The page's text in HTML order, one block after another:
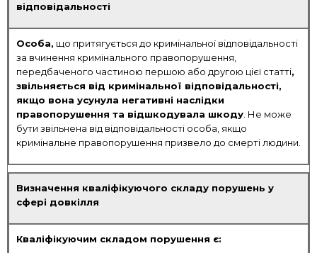
відповідальності
Особа, що притягується до кримінальної відповідальності
за вчинення кримінального правопорушення,
передбаченого частиною першою або другою цієї статті,
звільняється від кримінальної відповідальності,
якщо вона усунула негативні наслідки
правопорушення та відшкодувала шкоду. Не може
бути звільнена від відповідальності особа, якщо
кримінальне правопорушення призвело до смерті людини.
Визначення кваліфікуючого складу порушень у
сфері довкілля
Кваліфікуючим складом порушення є: